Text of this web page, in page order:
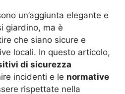
un’aggiunta elegante e
giardino, ma è
che siano sicure e
locali. In questo articolo,
di sicurezza
incidenti e le normative
rispettate nella